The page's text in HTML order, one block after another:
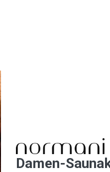
Damen-